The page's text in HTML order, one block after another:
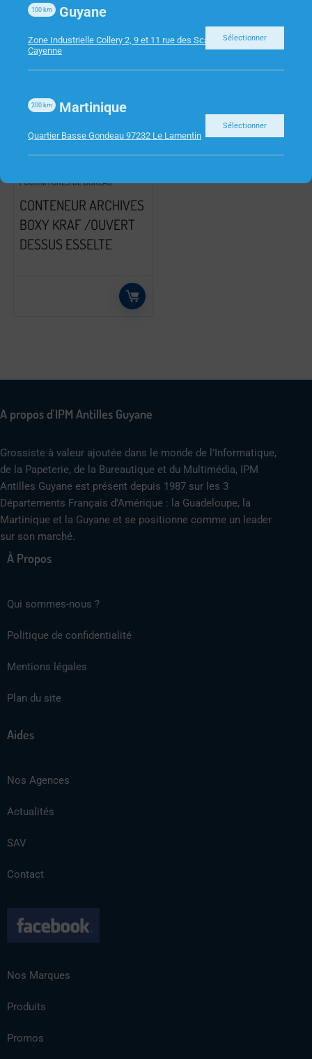
FOURNITURES DE BUREAU
CONTENEUR ARCHIVES
BOXY KRAF /OUVERT
DESSUS ESSELTE
A propos d'IPM Antilles Guyane
Grossiste à valeur ajoutée dans le monde de l’Informatique,
de la Papeterie, de la Bureautique et du Multimédia, IPM
Antilles Guyane est présent depuis 1987 sur les 3
Départements Français d’Amérique : la Guadeloupe, la
Martinique et la Guyane et se positionne comme un leader
sur son marché.
À Propos
Qui sommes-nous ?
Politique de confidentialité
Mentions légales
Plan du site
Aides
Nos Agences
Actualités
SAV
Contact
Nos Marques
Produits
Promos
Guyane
100 km
Zone Industrielle Collery 2, 9 et 11 rue des Scarabees 97300
Cayenne
Sélectionner
Martinique
200 km
Quartier Basse Gondeau 97232 Le Lamentin
Sélectionner